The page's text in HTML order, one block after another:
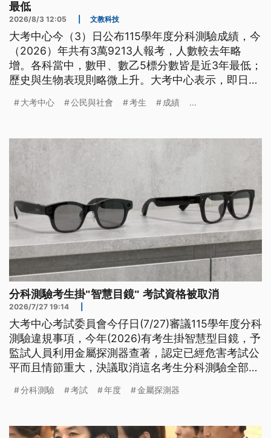
最低
2026/8/3 12:05 文教科技
大考中心今（3）日公布115學年度分科測驗成績，今
（2026）年共有3萬9213人報考，人數較去年略
增。各科當中，數甲、數乙5標分數皆是近3年最低；
歷史與生物表現則略微上升。大考中心表示，即日起
本成績單也將同步寄出，補發成績單申請受理時間為
下午5時。
大考中心 公民與社會 考生 成績 ...
分科測驗考生掛"智慧目鏡" 考試資格被取消
2026/7/27 19:14
大考中心考試委員會今仔日(7/27)審議115學年度分科
測驗違規事項，今年(2026)有考生掛智慧型目鏡，予
監試人員利用金屬探測器查著，認定已經危害考試公
平而且情節重大，決議取消這名考生分科測驗全部的
116學年度開始列做重大違規項目，無論是掛起去抑
導言為台語文）
分科測驗 考試 年度 金屬探測器